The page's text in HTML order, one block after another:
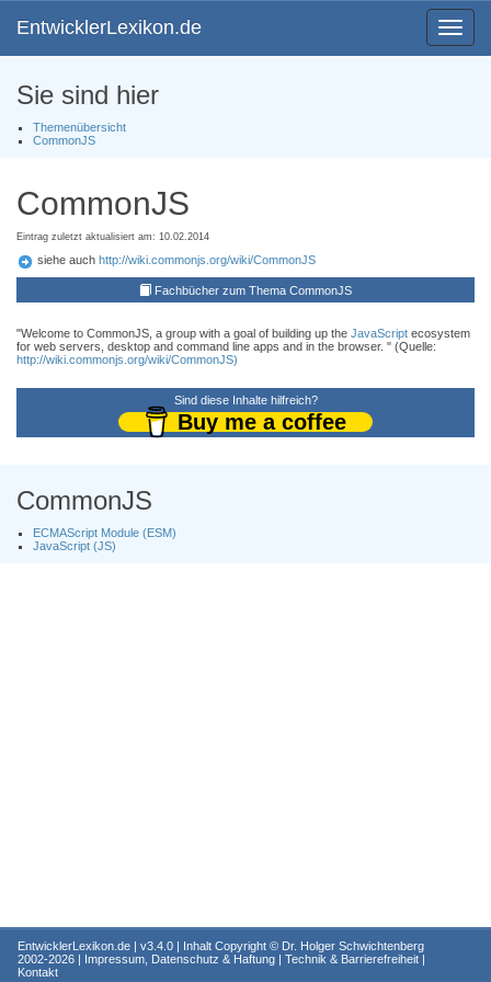
Toggle
EntwicklerLexikon.de
Sie sind hier
Themenübersicht
CommonJS
CommonJS
Eintrag zuletzt aktualisiert am: 10.02.2014
siehe auch http://wiki.commonjs.org/wiki/CommonJS
Fachbücher zum Thema CommonJS
"Welcome to CommonJS, a group with a goal of building up the JavaScript ecosystem
for web servers, desktop and command line apps and in the browser. " (Quelle:
http://wiki.commonjs.org/wiki/CommonJS)
Sind diese Inhalte hilfreich?
Buy me a coffee
CommonJS
ECMAScript Module (ESM)
JavaScript (JS)
EntwicklerLexikon.de | v3.4.0 | Inhalt Copyright © Dr. Holger Schwichtenberg
2002-2026 | Impressum, Datenschutz & Haftung | Technik & Barrierefreiheit |
Kontakt